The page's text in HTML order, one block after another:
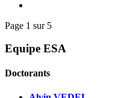
Page 1 sur 5
Equipe ESA
Doctorants